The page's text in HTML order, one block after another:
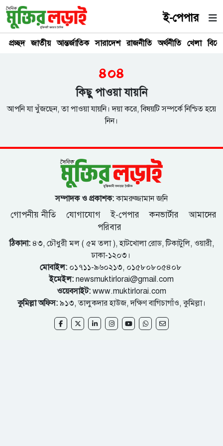
ই-পেপার
প্রচ্ছদ জাতীয় আন্তর্জাতিক সারাদেশ রাজনীতি অর্থনীতি খেলা
৪০৪
কিছু পাওয়া যায়নি
আপনি যা খুঁজছেন, তা পাওয়া যায়নি। দয়া করে, বিষয়টি সম্পর্কে নিশ্চিত হয়ে
নিন।
সম্পাদক ও প্রকাশক:কামরুজ্জামান জনি
গোপনীয় নীতি যোগাযোগ ই-পেপার কনভার্টার
আমাদের
পরিবার
ঠিকানা:৪৩, চৌধুরী মল ( ৫ম তলা ), হাটখোলা রোড, টিকাটুলি, ওয়ারী,
ঢাকা-১২০৩।
মোবাইল:০১৭১১-৯৬০২১৩, ০১৫৮০৮০৫৪০৮
ইমেইল: newsmuktirlorai@gmail.com
ওয়েবসাইট: www.muktirlorai.com
কুমিল্লা অফিস: ৯১৩, তালুকদার হাউজ, দক্ষিণ বাগিচাগাঁও, কুমিল্লা।